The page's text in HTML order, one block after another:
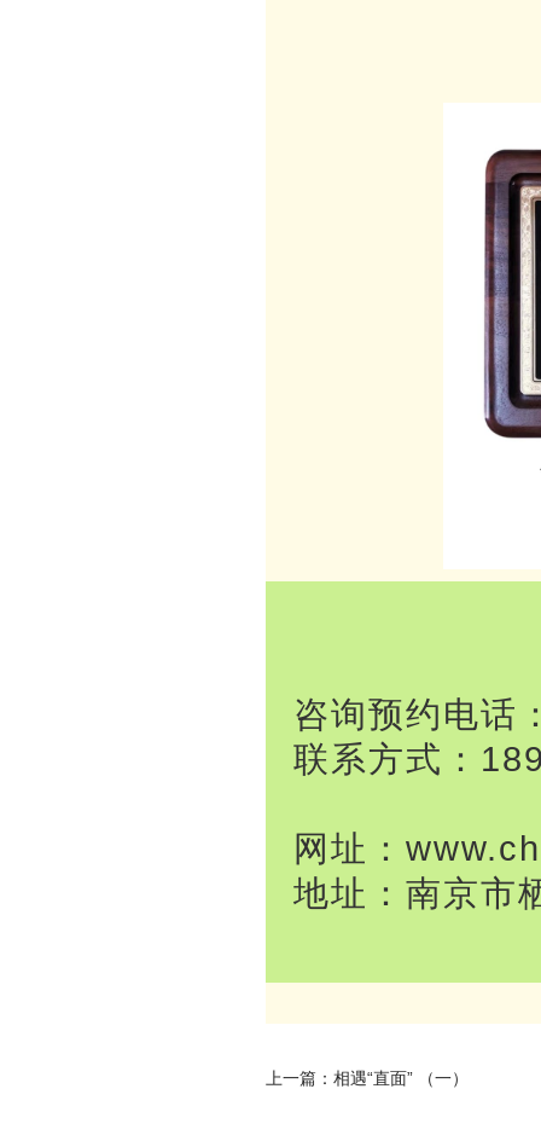
咨询预约电话
联系方式：
网址：
地址：南京市
上一篇： 相遇“直面” （一）